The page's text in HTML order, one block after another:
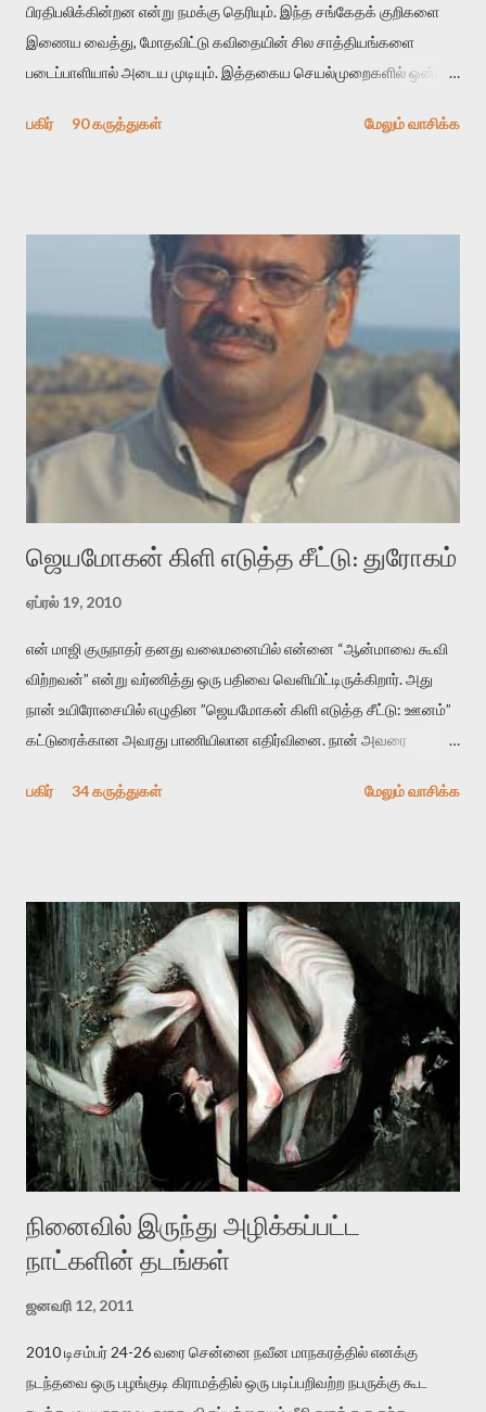
பிரதிபலிக்கின்றன என்று நமக்கு தெரியும். இந்த சங்கேதக் குறிகளை
இணைய வைத்து, மோதவிட்டு கவிதையின் சில சாத்தியங்களை
படைப்பாளியால் அடைய முடியும். இத்தகைய செயல்முறைகளில் ஒன்றை
காலத்தில் ஜாலவித்தைக்காரர்கள் வந்து போன பின் அவர்களின்
அதிகமாக்கும். கொல்லாது. ஒரு கனவை மீட்டெடுப்பதன் நோக்கம்
என்னவாக இருக்கும்? கவிதையின் அரூப இயக்கத்தை பொதுவயமாக
வடிக்க முயல்வதும் அதற்கே. கோயில் கருவறையின்
மென்வெளிச்சத்தில் நுண்பேசியின் படக்கருவியை இயக்கி சாத்தி
வைத்து விட்டு இயக்கத்தை அறிவோம். அறிதல் அபச்சாரமில்லை.
பயணப் படிமம் என்பது காக்னிடிவ் பொயடிக்ஸ் எனும் சமகால
விமர்சனத்தின் ஒரு முக்கிய கருவி. இக்கருவியை மனுஷ்யபுத்திரனின்
“காலை வணக்கங்கள்” எனும் ஒரு கவிதையில் சொருகப் போகிறோம்.
முதலில் கருவியை பழகுவோம். அன்றாட மொழியில் ஒன்று ம...
பகிர் 90 கருத்துகள் மேலும் வாசிக்க
ஜெயமோகன் கிளி எடுத்த சீட்டு: துரோகம்
ஏப்ரல் 19, 2010
என் மாஜி குருநாதர் தனது வலைமனையில் என்னை “ஆன்மாவை கூவி
விற்றவன்” என்று வர்ணித்து ஒரு பதிவை வெளியிட்டிருக்கிறார். அது
நான் உயிரோசையில் எழுதின ”ஜெயமோகன் கிளி எடுத்த சீட்டு: ஊனம்”
கட்டுரைக்கான அவரது பாணியிலான எதிர்வினை. நான் அவரை
பதிவை படித்த நண்பர்கள் பலரும் அவருக்காக இரக்கப்பட்டார்கள்.
தனது இணையதளத்திலே தொடர்ந்து பதிவு செய்கிறார். உயிர்மை
இன்னும் சில வருடங்களுக்கு தனக்கு எதிராக எழுத்தாளர்களை ஏவி
விட்டபடி இருக்கும் என்று ஒரு அச்சத்தை வெளிப்படுத்தியபடி
இருக்கிறார். அவர் கடுமையான பாதுகாப்பின்மை மனநிலையில் உள்ளார்.
உயிர்மை அவரை தாக்க உத்தேசித்தாலும் இல்லை என்றாலும்
ஜெயமோகன் அந்த பிரமையால் தொடர்ந்து அச்சுறுத்தலுக்கு உள்ளாகி
உள்ளார். உங்களை பற்றின இந்த தாக்குதல் கூட இதன் வெளிப்பாடு தான்”.
உண்மையே! ராக்கி படத்தில் குத்துச்சண்டை வீரராக வரும் சில்வெஸ்டர்
ஓரிடத்தில் சொல்வார்: ...
பகிர் 34 கருத்துகள் மேலும் வாசிக்க
நினைவில் இருந்து அழிக்கப்பட்ட
நாட்களின் தடங்கள்
ஜனவரி 12, 2011
2010 டிசம்பர் 24-26 வரை சென்னை நவீன மாநகரத்தில் எனக்கு
நடந்தவை ஒரு பழங்குடி கிராமத்தில் ஒரு படிப்பறிவற்ற நபருக்கு கூட